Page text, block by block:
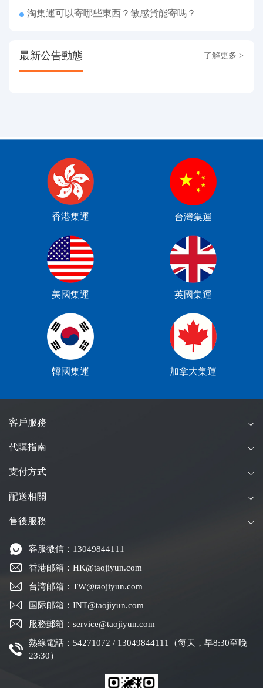
淘集運可以寄哪些東西？敏感貨能寄嗎？
最新公告動態 了解更多 >
香港集運 台灣集運
美國集運 英國集運
韓國集運 加拿大集運
客戶服務
代購指南
支付方式
配送相關
售後服務
客服微信：13049844111
香港邮箱：HK@taojiyun.com
台湾邮箱：TW@taojiyun.com
国际邮箱：INT@taojiyun.com
服務郵箱：service@taojiyun.com
熱線電話：54271072 / 13049844111（每天，早8:30至晚
23:30）